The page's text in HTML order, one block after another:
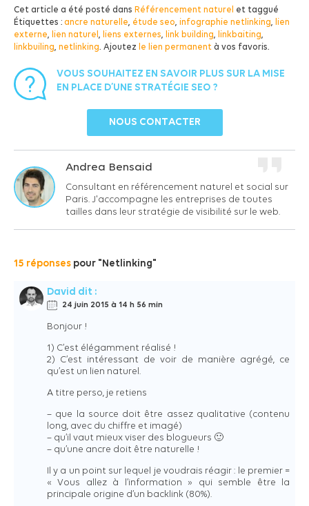
Cet article a été posté dans Référencement naturel
et taggué
Étiquettes : ancre naturelle, étude seo, infographie netlinking, lien
externe, lien naturel , liens externes, link building, linkbaiting,
linkbuiling, netlinking. Ajoutez le lien permanent à vos favoris.
VOUS SOUHAITEZ EN SAVOIR PLUS SUR LA MISE
EN PLACE D’UNE STRATÉGIE SEO ?
NOUS CONTACTER
Andrea Bensaid
Consultant en référencement naturel et social sur
Paris. J'accompagne les entreprises de toutes
tailles dans leur stratégie de visibilité sur le web.
15 réponses pour "Netlinking"
David dit :
24 juin 2015 à 14 h 56 min
Bonjour !
1) C’est élégamment réalisé !
2) C’est intéressant de voir de manière agrégé, ce
qu’est un lien naturel.
A titre perso, je retiens
– que la source doit être assez qualitative (contenu
long, avec du chiffre et imagé)
– qu’il vaut mieux viser des blogueurs 🙂
– qu’une ancre doit être naturelle !
Il y a un point sur lequel je voudrais réagir : le premier =
« Vous allez à l’information » qui semble être la
principale origine d’un backlink (80%).